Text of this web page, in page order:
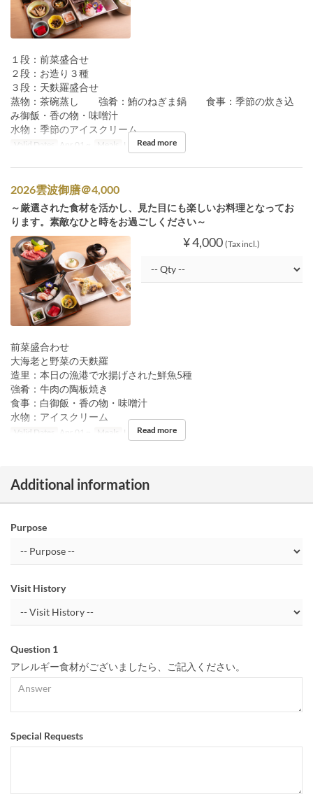
１段：前菜盛合せ
２段：お造り３種
３段：天麩羅盛合せ
蒸物：茶碗蒸し 強肴：鮪のねぎま鍋 食事：季節の炊き込
み御飯・香の物・味噌汁
水物：季節のアイスクリーム
Valid Dates Apr 01 ~ Meals LunchRead more
2026雲波御膳＠4,000
～厳選された食材を活かし、見た目にも楽しいお料理となってお
ります。素敵なひと時をお過ごしください～
¥ 4,000 (Tax incl.)
前菜盛合わせ
大海老と野菜の天麩羅
造里：本日の漁港で水揚げされた鮮魚5種
強肴：牛肉の陶板焼き
食事：白御飯・香の物・味噌汁
水物：アイスクリーム
Valid Dates Apr 01 ~ Meals LunchRead more
Additional information
Purpose
Visit History
Question 1
アレルギー食材がございましたら、ご記入ください。
Special Requests